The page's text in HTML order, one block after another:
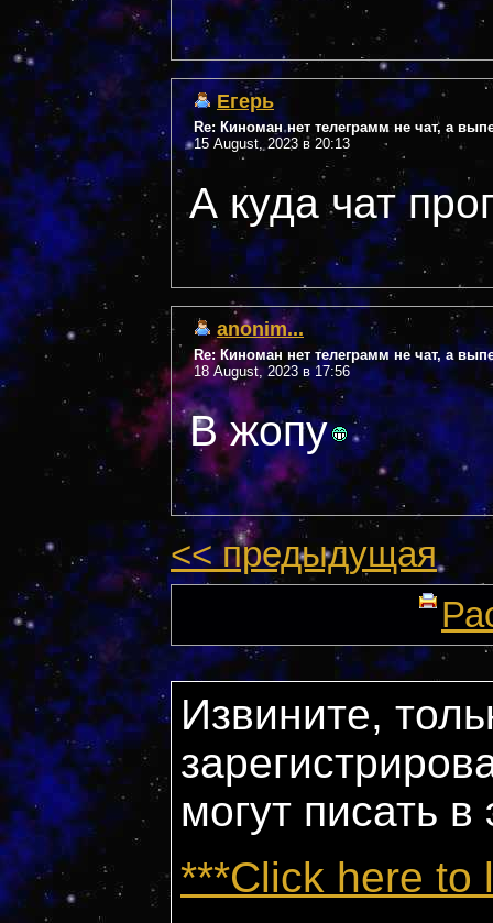
Егерь
Re: Киноман нет телеграмм не чат, а
15 August, 2023 в 20:13
А куда чат
anonim...
Re: Киноман нет телеграмм не чат, а
18 August, 2023 в 17:56
В жопу
<< предыдущая
Извините,
могут писать
***Click here to